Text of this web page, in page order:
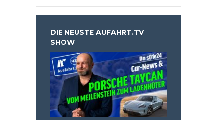
DIE NEUSTE AUFAHRT.TV
SHOW